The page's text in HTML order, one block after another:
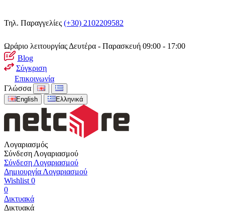
Τηλ. Παραγγελίες (+30) 2102209582
Ωράριο λειτουργίας Δευτέρα - Παρασκευή 09:00 - 17:00
Blog
Σύγκριση
Επικοινωνία
Γλώσσα
English Ελληνικά
Λογαριασμός
Σύνδεση Λογαριασμού
Σύνδεση Λογαριασμού
Δημιουργία Λογαριασμού
Wishlist 0
0
Δικτυακά
Δικτυακά